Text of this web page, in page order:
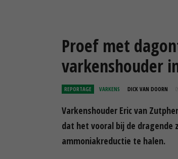
Proef met
varkenshouder
REPORTAGE VARKENS DICK VAN DOORN
Varkenshouder Eric van
dat het vooral bij de dragende
ammoniakreductie te halen.